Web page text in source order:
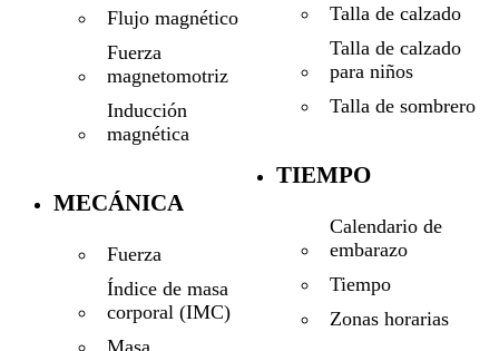
Flujo magnético
Fuerza
magnetomotriz
Inducción
magnética
MECÁNICA
Fuerza
Índice de masa
corporal (IMC)
Talla de calzado
Talla de calzado
para niños
Talla de sombrero
TIEMPO
Calendario de
embarazo
Tiempo
Zonas horarias